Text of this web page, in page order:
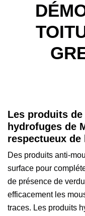
Les produits
hydrofuges de
respectueux de
Des produits anti-
surface pour
de présence de
efficacement les
traces. Les produits